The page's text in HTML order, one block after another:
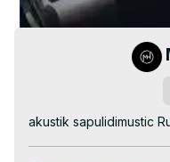
akustik sapulidimustic